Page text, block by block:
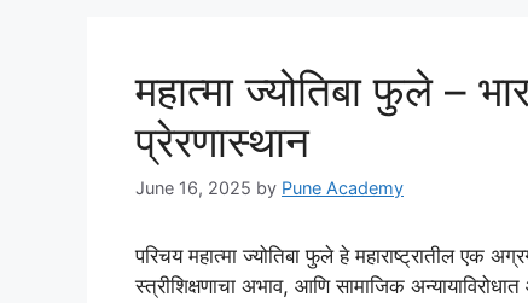
महात्मा ज्योतिबा फुले –
प्रेरणास्थान
June 16, 2025 by Pune Academy
परिचय महात्मा ज्योतिबा फुले हे महाराष्ट्रातील एक
स्त्रीशिक्षणाचा अभाव, आणि सामाजिक